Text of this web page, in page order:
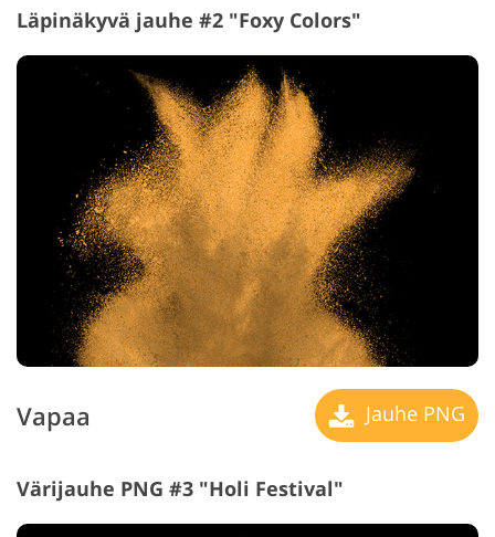
Läpinäkyvä jauhe #2 "Foxy Colors"
Vapaa Jauhe PNG
Värijauhe PNG #3 "Holi Festival"